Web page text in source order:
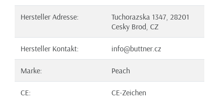
Hersteller Adresse:
Tuchorazska 1347, 28201
Cesky Brod, CZ
Hersteller Kontakt: info@buttner.cz
Marke: Peach
CE: CE-Zeichen